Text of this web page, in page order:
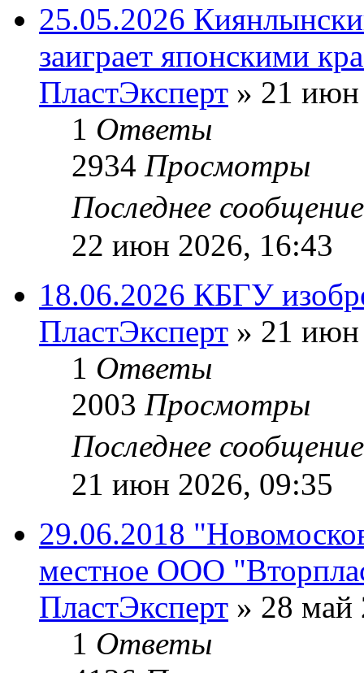
25.05.2026
заиграет японскими
ПластЭксперт » 21 июн
1 Ответы
2934 Просмотры
Последнее
22 июн 2026, 16:43
18.06.2026 КБГУ
ПластЭксперт » 21 июн
1 Ответы
2003 Просмотры
Последнее
21 июн 2026, 09:35
29.06.2018
местное ООО
ПластЭксперт » 28 май
1 Ответы